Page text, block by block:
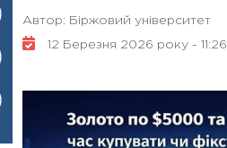
Автор: Біржовий університет
12 Березня 2026 року - 11:26